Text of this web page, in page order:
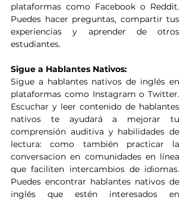
plataformas como Facebook o Reddit.
Puedes hacer preguntas, compartir tus
experiencias y aprender de otros
estudiantes.
Sigue a Hablantes Nativos:
Sigue a hablantes nativos de inglés en
plataformas como Instagram o Twitter.
Escuchar y leer contenido de hablantes
nativos te ayudará a mejorar tu
comprensión auditiva y habilidades de
lectura: como también practicar la
conversacion en comunidades en línea
que faciliten intercambios de idiomas.
Puedes encontrar hablantes nativos de
inglés que estén interesados en